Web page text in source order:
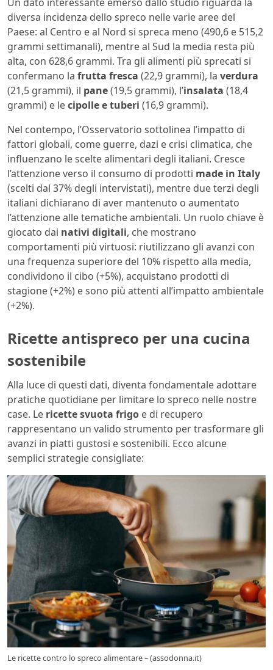
diversa incidenza dello spreco nelle varie aree del
Paese: al Centro e al Nord si spreca meno (490,6 e 515,2
grammi settimanali), mentre al Sud la media resta più
alta, con 628,6 grammi. Tra gli alimenti più sprecati si
confermano la frutta fresca (22,9 grammi), la verdura
(21,5 grammi), il pane(19,5 grammi), l’insalata (18,4
grammi) e lecipolle e tuberi (16,9 grammi).
Nel contempo, l’Osservatorio sottolinea l’impatto di
fattori globali, come guerre, dazi e crisi climatica, che
influenzano le scelte alimentari degli italiani. Cresce
l’attenzione verso il consumo di prodotti made in Italy
(scelti dal 37% degli intervistati), mentre due terzi degli
italiani dichiarano di aver mantenuto o aumentato
l’attenzione alle tematiche ambientali. Un ruolo chiave è
giocato dai nativi digitali, che mostrano
comportamenti più virtuosi: riutilizzano gli avanzi con
una frequenza superiore del 10% rispetto alla media,
condividono il cibo (+5%), acquistano prodotti di
stagione (+2%) e sono più attenti all’impatto ambientale
(+2%).
Ricette antispreco per una cucina
sostenibile
Alla luce di questi dati, diventa fondamentale adottare
pratiche quotidiane per limitare lo spreco nelle nostre
case. Le ricette svuota frigo e di recupero
rappresentano un valido strumento per trasformare gli
avanzi in piatti gustosi e sostenibili. Ecco alcune
semplici strategie consigliate:
Le ricette contro lo spreco alimentare – (assodonna.it)